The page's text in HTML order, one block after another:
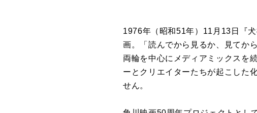
1976年（昭和51年）11月13日『
画。「読んでから見るか、見てか
両輪を中心にメディアミックスを
ーとクリエイターたちが起こした
せん。